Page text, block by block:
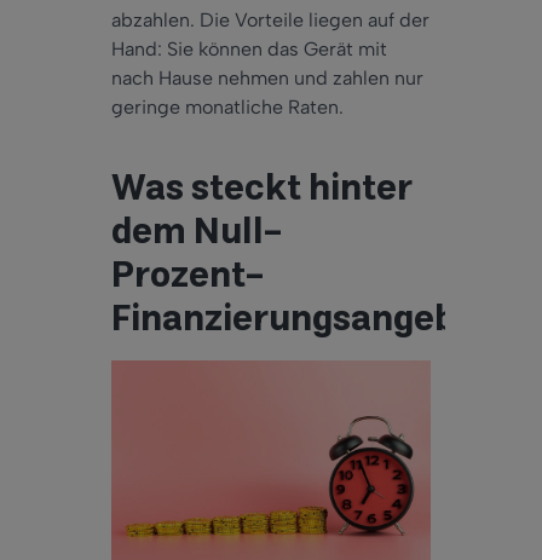
abzahlen. Die Vorteile liegen auf der
Hand: Sie können das Gerät mit
nach Hause nehmen und zahlen nur
geringe monatliche Raten.
Was steckt hinter
dem Null-
Prozent-
Finanzierungsangebot?